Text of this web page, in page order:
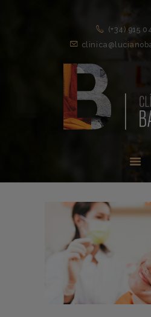
(+34) 915
EQUIPO
NOVEDADES
CONTACTO